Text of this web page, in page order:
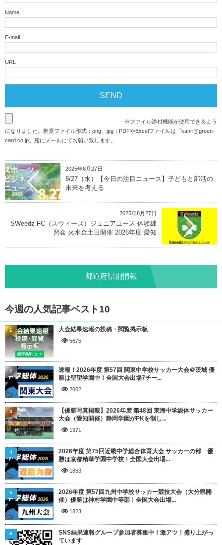
Name
E-mail
URL
※ファイル添付機能が使用できるよう
になりました。推奨ファイル形式：png、jpg｜PDFやExcelファイルは「 kanri@green-
card.co.jp 」宛にメールにてお願い致します。
2025年8月27日
8/27（水）【今日の注目ニュース】子どもと部活の
未来を考える
2025年8月27日
SWeedz FC（スウィーズ）ジュニアユース 体験練
習会 火水金土日開催 2026年度 愛知
都道府県別情報
今週の人気記事ベスト10
大会結果速報の投稿・閲覧掲示板
5675
1
速報！2026年度 第57回 関東中学校サッカー大会＠茨城 優
勝は聖望学園中！全国大会出場7チー...
2002
2
【優勝写真掲載】2026年度 第48回 東海中学総体サッカー
大会（愛知開催）静岡学園がPKを制し...
1971
3
2026年度 第75回近畿中学総合体育大会 サッカーの部 優
勝は京都精華学園中学校！全国大会出場...
1853
4
2026年度 第57回九州中学校サッカー競技大会（大分県開
催）優勝は神村学園中等部！全国大会出場...
1823
5
SNS結果速報グループ参加者募集中！激アツ！盛り上がっ
ています
6